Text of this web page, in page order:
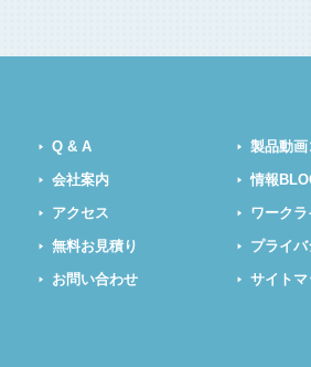
Q & A
会社案内
アクセス
無料お見積り
お問い合わせ
製品動
情報
ワーク
プライ
サイトマ